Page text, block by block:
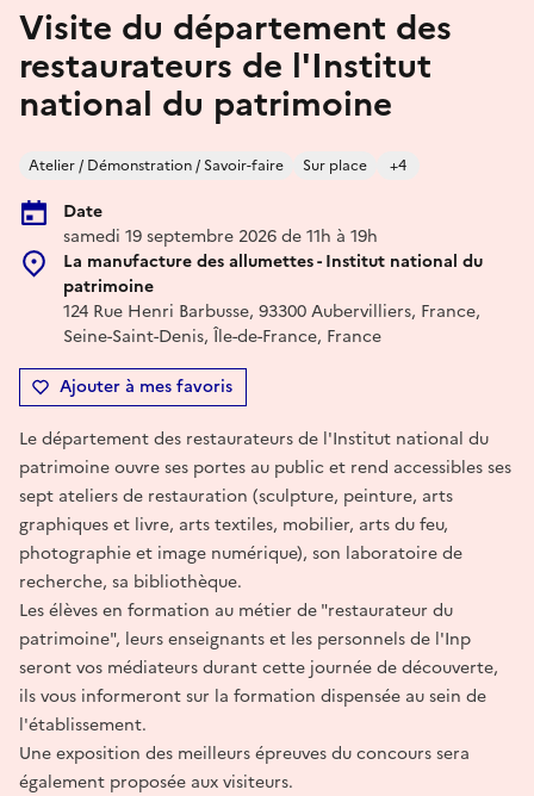
Visite du département des
restaurateurs de l'Institut
national du patrimoine
Atelier / Démonstration / Savoir-faire Sur place +4
Date
samedi 19 septembre 2026 de 11h à 19h
La manufacture des allumettes - Institut national du
patrimoine
124 Rue Henri Barbusse, 93300 Aubervilliers, France,
Seine-Saint-Denis, Île-de-France, France
Ajouter à mes favoris
Le département des restaurateurs de l'Institut national du
patrimoine ouvre ses portes au public et rend accessibles ses
sept ateliers de restauration (sculpture, peinture, arts
graphiques et livre, arts textiles, mobilier, arts du feu,
photographie et image numérique), son laboratoire de
recherche, sa bibliothèque.
Les élèves en formation au métier de "restaurateur du
patrimoine", leurs enseignants et les personnels de l'Inp
seront vos médiateurs durant cette journée de découverte,
ils vous informeront sur la formation dispensée au sein de
l'établissement.
Une exposition des meilleurs épreuves du concours sera
également proposée aux visiteurs.